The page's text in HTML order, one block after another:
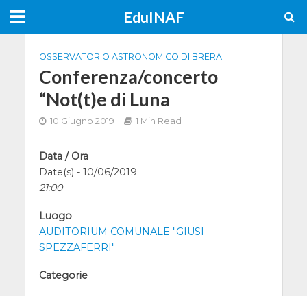
EduINAF
OSSERVATORIO ASTRONOMICO DI BRERA
Conferenza/concerto
“Not(t)e di Luna
10 Giugno 2019 1 Min Read
Data / Ora
Date(s) - 10/06/2019
21:00
Luogo
AUDITORIUM COMUNALE "GIUSI
SPEZZAFERRI"
Categorie